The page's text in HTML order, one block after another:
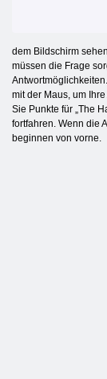
dem Bildschirm
müssen die Frage
mit der Maus, um
Sie Punkte für „The
fortfahren. Wenn die
beginnen von vorne.